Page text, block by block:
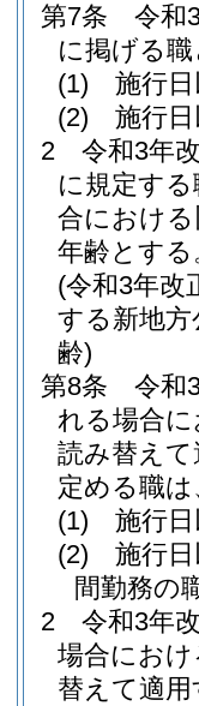
第7条
令和
に掲げる
(1)
施行
(2)
施行
2
令和3年
に規定す
合におけ
年齢とする
(令和3年改
する新地
齢)
第8条
令和
れる場合
読み替え
定める職
(1)
施行
(2)
施行
間勤務の
2
令和3年
場合にお
替えて適